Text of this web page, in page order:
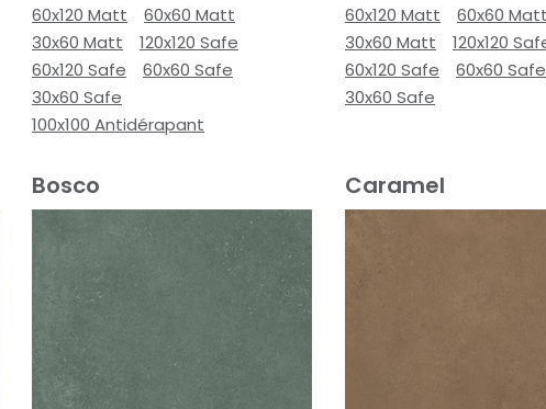
60x120 Matt
60x60 Matt
30x60 Matt
120x120 Safe
60x120 Safe
60x60 Safe
30x60 Safe
100x100 Antidérapant
60x120 Matt
60x60 Matt
30x60 Matt
120x120
60x120 Safe
60x60 Safe
30x60 Safe
Bosco Caramel